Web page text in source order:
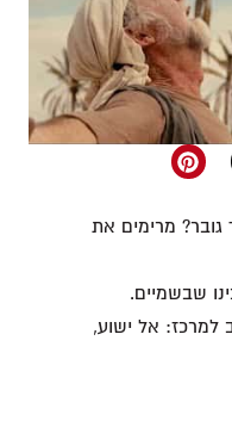
גובר? מרימים את
שבשמיים.
אל ישוע,